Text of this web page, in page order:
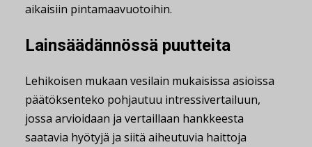
aikaisiin pintamaavuotoihin.
Lainsäädännössä puutteita
Lehikoisen mukaan vesilain mukaisissa asioissa
päätöksenteko pohjautuu intressivertailuun,
jossa arvioidaan ja vertaillaan hankkeesta
saatavia hyötyjä ja siitä aiheutuvia haittoja